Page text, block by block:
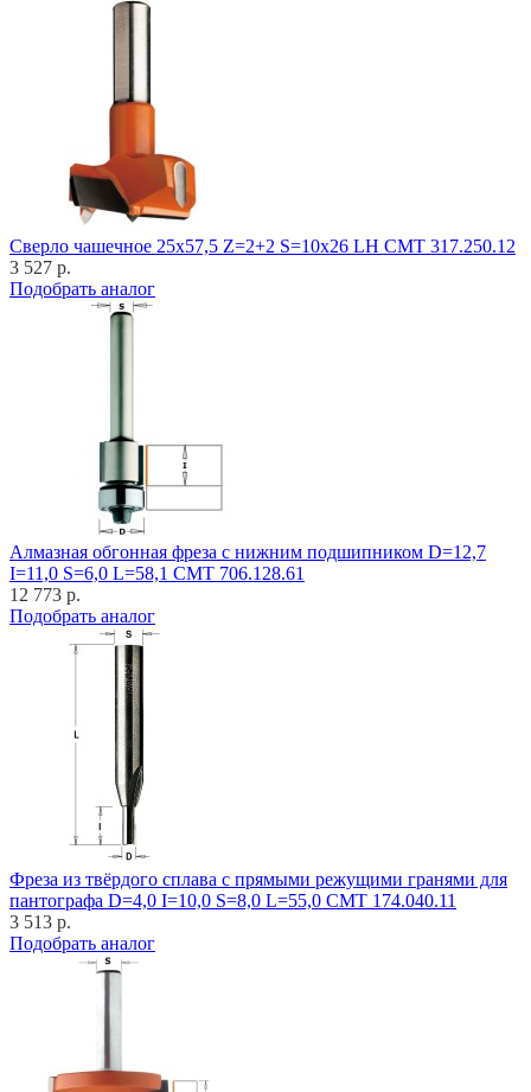
Cверло чашечное 25x57,5 Z=2+2 S=10x26 LH CMT 317.250.12
3 527 р.
Подобрать аналог
Алмазная обгонная фреза с нижним подшипником D=12,7
I=11,0 S=6,0 L=58,1 CMT 706.128.61
12 773 р.
Подобрать аналог
Фреза из твёрдого сплава с прямыми режущими гранями для
пантографа D=4,0 I=10,0 S=8,0 L=55,0 CMT 174.040.11
3 513 р.
Подобрать аналог